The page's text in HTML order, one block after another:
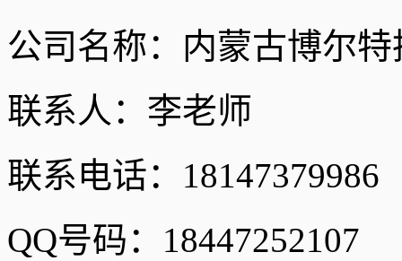
公司名称：内蒙古博尔
联系人：李老师
联系电话：18147379986
QQ号码：18447252107